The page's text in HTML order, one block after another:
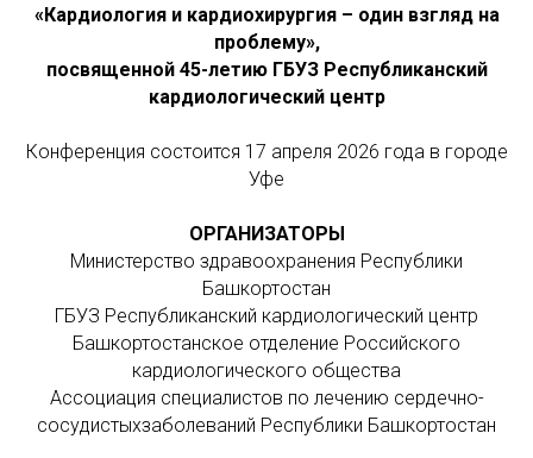
«Кардиология и кардиохирургия – один взгляд на
проблему»,
посвященной 45-летию ГБУЗ Республиканский
кардиологический центр
Конференция состоится 17 апреля 2026 года в городе
Уфе
ОРГАНИЗАТОРЫ
Министерство здравоохранения Республики
Башкортостан
ГБУЗ Республиканский кардиологический центр
Башкортостанское отделение Российского
кардиологического общества
Ассоциация специалистов по лечению сердечно-
сосудистыхзаболеваний Республики Башкортостан